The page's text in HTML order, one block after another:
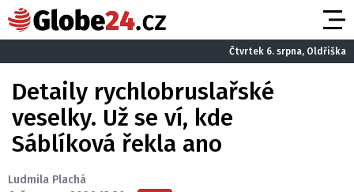
Čtvrtek 6. srpna, Oldřiška
Detaily rychlobruslařské
veselky. Už se ví, kde
Sáblíková řekla ano
Ludmila Plachá